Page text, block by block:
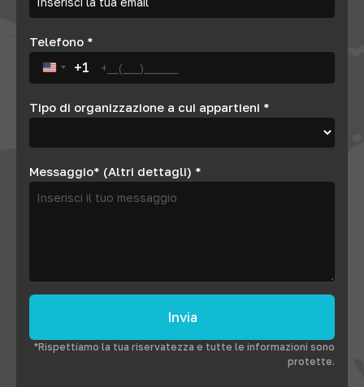
Telefono *
United States +1
+1
Tipo di organizzazione a cui appartieni *
Messaggio* (Altri dettagli) *
Invia
*Rispettiamo la tua riservatezza e tutte le informazioni sono
protette.